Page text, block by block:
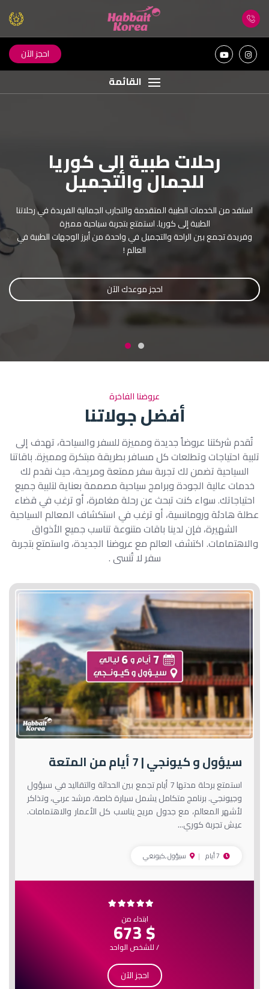
احجز الآن
القائمة
اكتشف جمال كوريا مع
حبيت كوريا
اكتشف جمال كوريا الساحرة مع رحلات مصممة بعناية كبيرة من فريق
حبيت كوريا. ! عش تجربة سفر استثنائية مع خدمات فاخرة ذات جودة
عالية لرحلة رائعة لا تنسى ! رضاكم هو هدفنا !
احجز رحلتك الآن
رحلات طبية إلى كوريا
للجمال والتجميل
استفد من الخدمات الطبية المتقدمة والتجارب الجمالية الفريدة في رحلاتنا
الطبية إلى كوريا. استمتع بتجربة سياحية مميزة
وفريدة تجمع بين الراحة والتجميل في واحدة من أبرز الوجهات الطبية في
العالم !
احجز موعدك الآن
عروضنا الفاخرة
أفضل جولاتنا
تُقدم شركتنا عروضاً جديدة ومميزة للسفر والسياحة، تهدف إلى
تلبية احتياجات وتطلعات كل مسافر بطريقة مبتكرة ومميزة. باقاتنا
السياحية تضمن لك تجربة سفر ممتعة ومريحة، حيث نقدم لك
خدمات عالية الجودة وبرامج سياحية مصممة بعناية لتلبية جميع
احتياجاتك. سواء كنت تبحث عن رحلة مغامرة، أو ترغب في قضاء
عطلة هادئة ورومانسية، أو ترغب في استكشاف المعالم السياحية
الشهيرة، فإن لدينا باقات متنوعة تناسب جميع الأذواق
والاهتمامات. اكتشف العالم مع عروضنا الجديدة، واستمتع بتجربة
سفر لا تُنسى .
سيؤول و كيونجي | 7 أيام من المتعة
استمتع برحلة مدتها 7 أيام تجمع بين الحداثة والتقاليد في سيؤول
وجيونجي. برنامج متكامل يشمل سيارة خاصة، مرشد عربي، وتذاكر
لأشهر المعالم، مع جدول مريح يناسب كل الأعمار والاهتمامات.
عيش تجربة كوري...
سيؤول ,كيونغي
ابتداء من$ 673
/ للشخص الواحد
احجز الآن